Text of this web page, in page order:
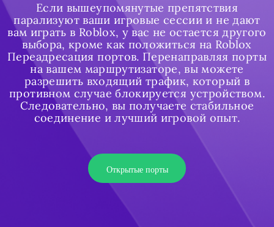
Если вышеупомянутые препятствия
парализуют ваши игровые сессии и не дают
вам играть в Roblox, у вас не остается другого
выбора, кроме как положиться на Roblox
Переадресация портов. Перенаправляя порты
на вашем маршрутизаторе, вы можете
разрешить входящий трафик, который в
противном случае блокируется устройством.
Следовательно, вы получаете стабильное
соединение и лучший игровой опыт.
Открытые порты